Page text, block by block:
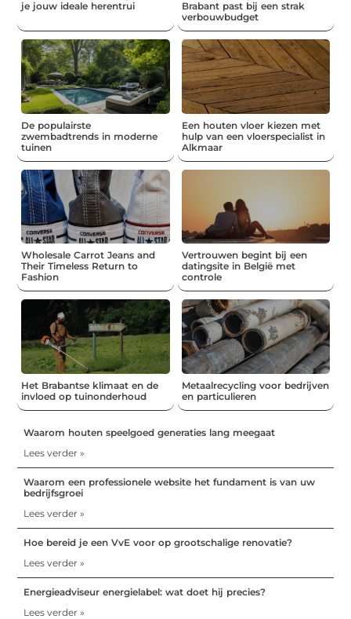
je jouw ideale herentrui
Brabant past bij een strak
verbouwbudget
De populairste
zwembadtrends in moderne
tuinen
Een houten vloer kiezen met
hulp van een vloerspecialist in
Alkmaar
Wholesale Carrot Jeans and
Their Timeless Return to
Fashion
Vertrouwen begint bij een
datingsite in België met
controle
Het Brabantse klimaat en de
invloed op tuinonderhoud
Metaalrecycling voor bedrijven
en particulieren
Waarom houten speelgoed generaties lang meegaat
Lees verder »
Waarom een professionele website het fundament is van uw
bedrijfsgroei
Lees verder »
Hoe bereid je een VvE voor op grootschalige renovatie?
Lees verder »
Energieadviseur energielabel: wat doet hij precies?
Lees verder »